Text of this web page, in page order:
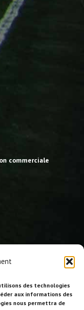
des technologies
aux informations des
nous permettra de
commerciale